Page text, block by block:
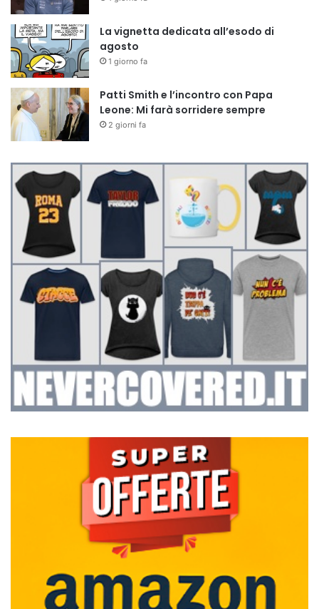
La vignetta dedicata all’esodo di
agosto
1 giorno fa
Patti Smith e l’incontro con Papa
Leone: Mi farà sorridere sempre
2 giorni fa